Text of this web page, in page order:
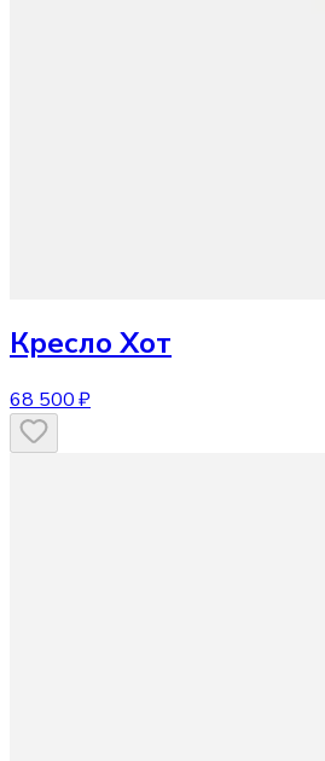
Кресло Хот
68 500 ₽